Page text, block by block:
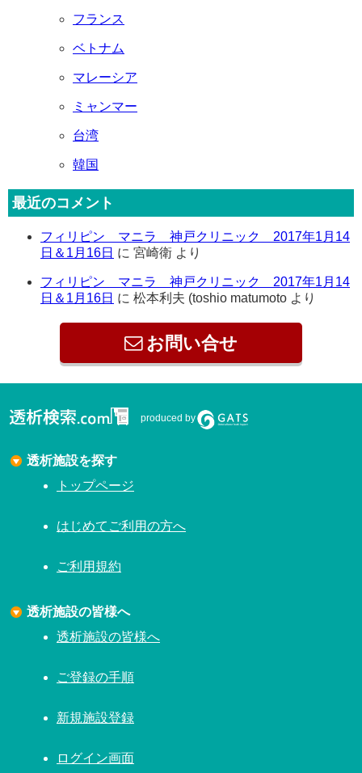
フランス
ベトナム
マレーシア
ミャンマー
台湾
韓国
最近のコメント
フィリピン マニラ 神戸クリニック 2017年1月14
日＆1月16日 に 宮崎衛 より
フィリピン マニラ 神戸クリニック 2017年1月14
日＆1月16日 に 松本利夫 (toshio matumoto より
お問い合せ
produced by
透析施設を探す
トップページ
はじめてご利用の方へ
ご利用規約
透析施設の皆様へ
透析施設の皆様へ
ご登録の手順
新規施設登録
ログイン画面